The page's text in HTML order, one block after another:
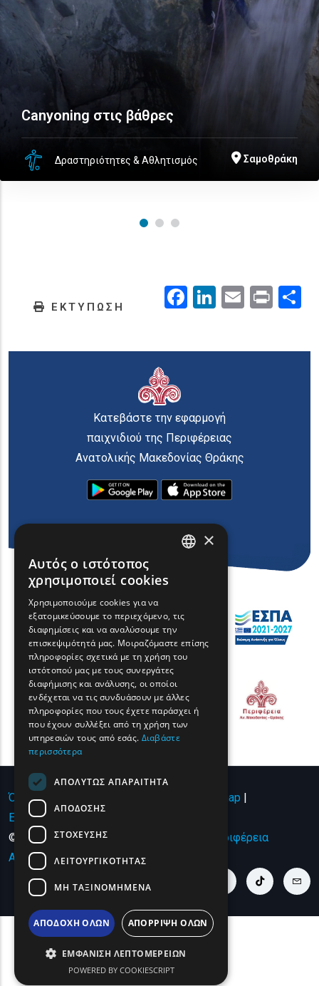
Canyoning στις βάθρες
Δραστηριότητες & Αθλητισμός Σαμοθράκη
ΕΚΤΥΠΩΣΗ Facebook
LinkedIn
EmailPrint
Κατεβάστε την εφαρμογή
παιχνιδιού της Περιφέρειας
Ανατολικής Μακεδονίας Θράκης
Όροι χρήσης | Πολιτική Απορρήτου Sitemap
Επικοινωνία
© Copyright 2024 - All Rights Reserved
Περιφέρεια
Ανατολικής Μακεδονίας και Θράκης
linkedin linkinstagram link
tiktok link
FRENCH
BULGARIAN
ROMANIAN
TURKISH
×
Αυτός ο ιστότοπος
χρησιμοποιεί cookies
Χρησιμοποιούμε cookies για να
εξατομικεύσουμε το περιεχόμενο, τις
διαφημίσεις και να αναλύσουμε την
επισκεψιμότητά μας. Μοιραζόμαστε επίσης
πληροφορίες σχετικά με τη χρήση του
ιστότοπού μας με τους συνεργάτες
διαφήμισης και ανάλυσης, οι οποίοι
ενδέχεται να τις συνδυάσουν με άλλες
πληροφορίες που τους έχετε παράσχει ή
που έχουν συλλέξει από τη χρήση των
υπηρεσιών τους από εσάς. Διαβάστε
περισσότερα
ΑΠΟΛΎΤΩΣ ΑΠΑΡΑΊΤΗΤΑ
ΑΠΌΔΟΣΗΣ
ΣΤΌΧΕΥΣΗΣ
ΛΕΙΤΟΥΡΓΙΚΌΤΗΤΑΣ
ΜΗ ΤΑΞΙΝΟΜΗΜΈΝΑ
ΑΠΟΔΟΧΉ ΌΛΩΝ ΑΠΌΡΡΙΨΗ ΌΛΩΝ
ΕΜΦΆΝΙΣΗ ΛΕΠΤΟΜΕΡΕΙΏΝ
POWERED BY COOKIESCRIPT